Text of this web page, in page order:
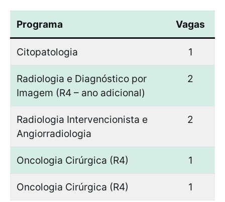
Programa Vagas
Citopatologia 1
Radiologia e Diagnóstico por
Imagem (R4 – ano adicional)
2
Radiologia Intervencionista e
Angiorradiologia
2
Oncologia Cirúrgica (R4) 1
Oncologia Cirúrgica (R4) 1